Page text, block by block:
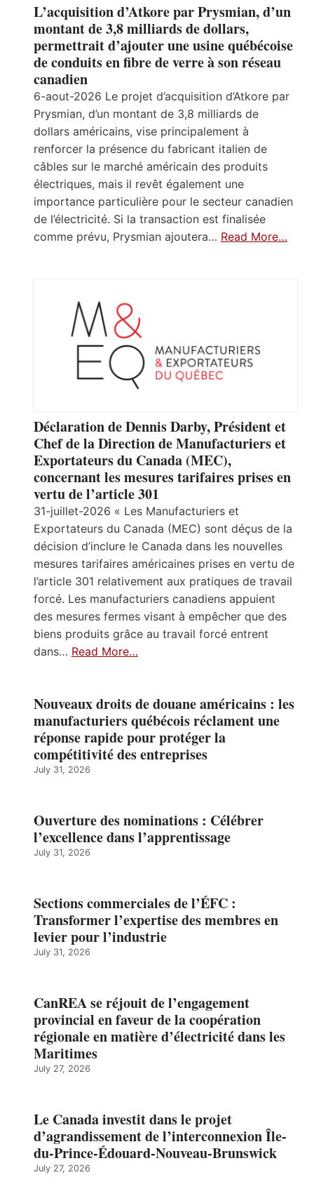
L’acquisition d’Atkore par Prysmian, d’un
montant de 3,8 milliards de dollars,
permettrait d’ajouter une usine québécoise
de conduits en fibre de verre à son réseau
canadien
6-aout-2026 Le projet d’acquisition d’Atkore par
Prysmian, d’un montant de 3,8 milliards de
dollars américains, vise principalement à
renforcer la présence du fabricant italien de
câbles sur le marché américain des produits
électriques, mais il revêt également une
importance particulière pour le secteur canadien
de l’électricité. Si la transaction est finalisée
comme prévu, Prysmian ajoutera… Read More…
Déclaration de Dennis Darby, Président et
Chef de la Direction de Manufacturiers et
Exportateurs du Canada (MEC),
concernant les mesures tarifaires prises en
vertu de l’article 301
31-juillet-2026 « Les Manufacturiers et
Exportateurs du Canada (MEC) sont déçus de la
décision d’inclure le Canada dans les nouvelles
mesures tarifaires américaines prises en vertu de
l’article 301 relativement aux pratiques de travail
forcé. Les manufacturiers canadiens appuient
des mesures fermes visant à empêcher que des
biens produits grâce au travail forcé entrent
dans… Read More…
Nouveaux droits de douane américains : les
manufacturiers québécois réclament une
réponse rapide pour protéger la
compétitivité des entreprises
July 31, 2026
Ouverture des nominations : Célébrer
l’excellence dans l’apprentissage
July 31, 2026
Sections commerciales de l’ÉFC :
Transformer l’expertise des membres en
levier pour l’industrie
July 31, 2026
CanREA se réjouit de l’engagement
provincial en faveur de la coopération
régionale en matière d’électricité dans les
Maritimes
July 27, 2026
Le Canada investit dans le projet
d’agrandissement de l’interconnexion Île-
du-Prince-Édouard-Nouveau-Brunswick
July 27, 2026